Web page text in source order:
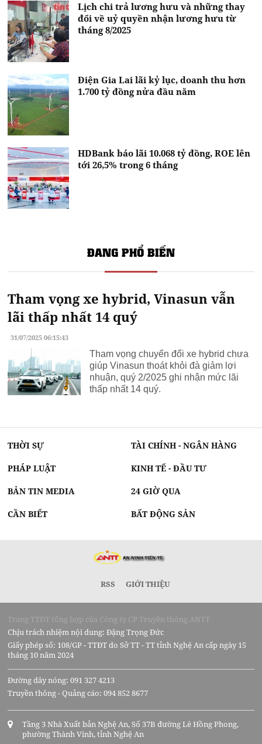
Lịch chi trả lương hưu và những thay
đổi về uỷ quyền nhận lương hưu từ
tháng 8/2025
Điện Gia Lai lãi kỷ lục, doanh thu hơn
1.700 tỷ đồng nửa đầu năm
HDBank báo lãi 10.068 tỷ đồng, ROE lên
tới 26,5% trong 6 tháng
ĐANG PHỔ BIẾN
Tham vọng xe hybrid, Vinasun vẫn
lãi thấp nhất 14 quý
31/07/2025 06:15:43
Tham vọng chuyển đổi xe hybrid chưa
giúp Vinasun thoát khỏi đà giảm lợi
nhuận, quý 2/2025 ghi nhận mức lãi
thấp nhất 14 quý.
THỜI SỰ TÀI CHÍNH - NGÂN HÀNG
PHÁP LUẬT KINH TẾ - ĐẦU TƯ
BẢN TIN MEDIA 24 GIỜ QUA
CẦN BIẾT BẤT ĐỘNG SẢN
RSS GIỚI THIỆU
Trang TTĐT tổng hợp của Công ty CP Truyền thông ANTT
Chịu trách nhiệm nội dung: Đặng Trọng Đức
Giấy phép số: 108/GP - TTĐT do Sở TT - TT tỉnh Nghệ An cấp ngày 15
tháng 10 năm 2024
Đường dây nóng: 091 327 4213
Truyền thông - Quảng cáo: 094 852 8677
Tầng 3 Nhà Xuất bản Nghệ An, Số 37B đường Lê Hồng Phong,
phường Thành Vinh, tỉnh Nghệ An